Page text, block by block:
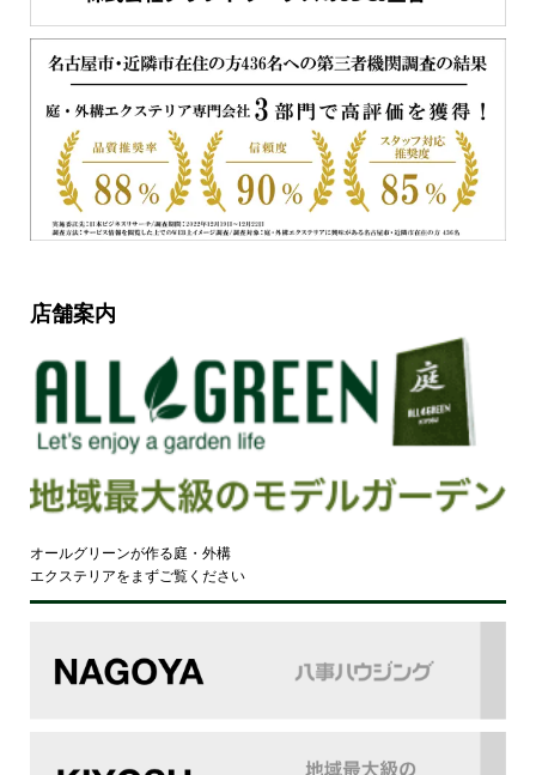
店舗案内
オールグリーンが作る庭・外構
エクステリアをまずご覧ください